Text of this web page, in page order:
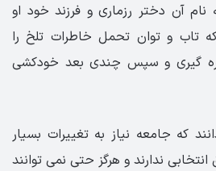
آن دختر رزماری و فرزند خود او
تاب و توان تحمل خاطرات تلخ را
گیری و سپس چندی بعد خودکشی
که جامعه نیاز به تغییرات بسیار
ندارند و هرگز حتی نمی توانند